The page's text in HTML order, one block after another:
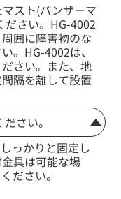
スト(パンザーマ
ださい。HG-4002
囲に障害物のな
。HG-4002は、
さい。また、地
隔を離して設置
さい。
っかりと固定し
具は可能な場
ださい。